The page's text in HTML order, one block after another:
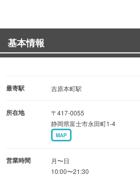
基本情報
最寄駅 吉原本町駅
所在地
〒417-0055
静岡県富士市永田町1-4
MAP
営業時間
月〜日
10:00〜21:30